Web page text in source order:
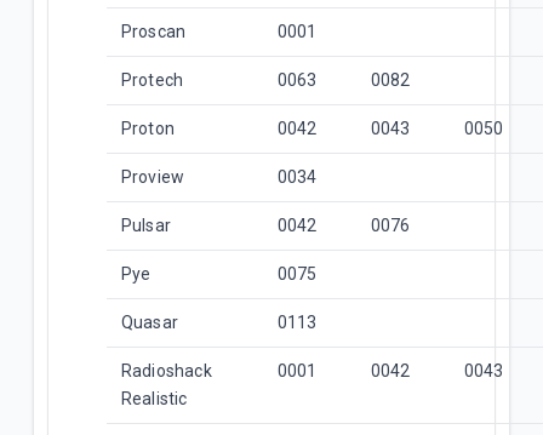
Proscan 0001
Protech 0063 0082
Proton 0042 0043 0050
Proview 0034
Pulsar 0042 0076
Pye 0075
Quasar 0113
Radioshack
Realistic
0001 0042 0043